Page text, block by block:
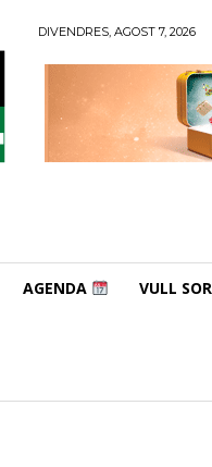
DIVENDRES, AGOST 7, 2026
AGENDA VULL